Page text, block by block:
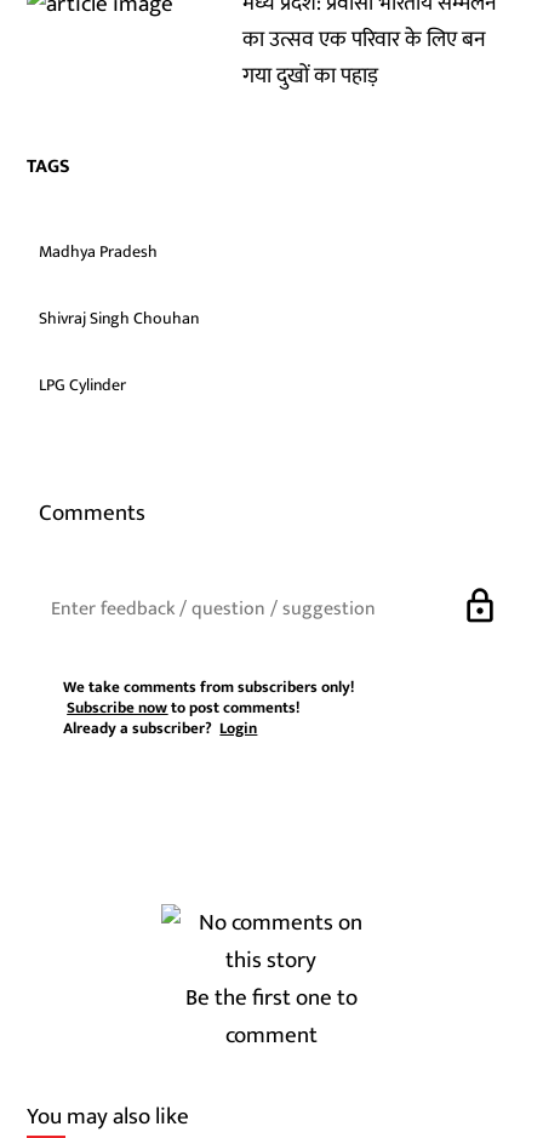
का उत्सव एक परिवार के लिए बन
गया दुखों का पहाड़
TAGS
Madhya Pradesh
Shivraj Singh Chouhan
LPG Cylinder
Comments
lock
We take comments from subscribers only!
Subscribe nowto post comments!
Already a subscriber?Login
Be the first one to
comment
You may also like